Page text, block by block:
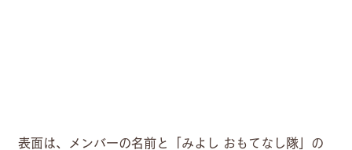
表面は、メンバーの名前と「みよし おもてなし隊」の